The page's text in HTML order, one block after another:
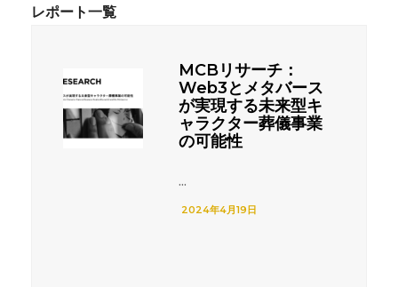
MCBリサーチ：
Web3とメタバース
が実現する未来型キ
ャラクター葬儀事業
の可能性
...
2024年4月19日